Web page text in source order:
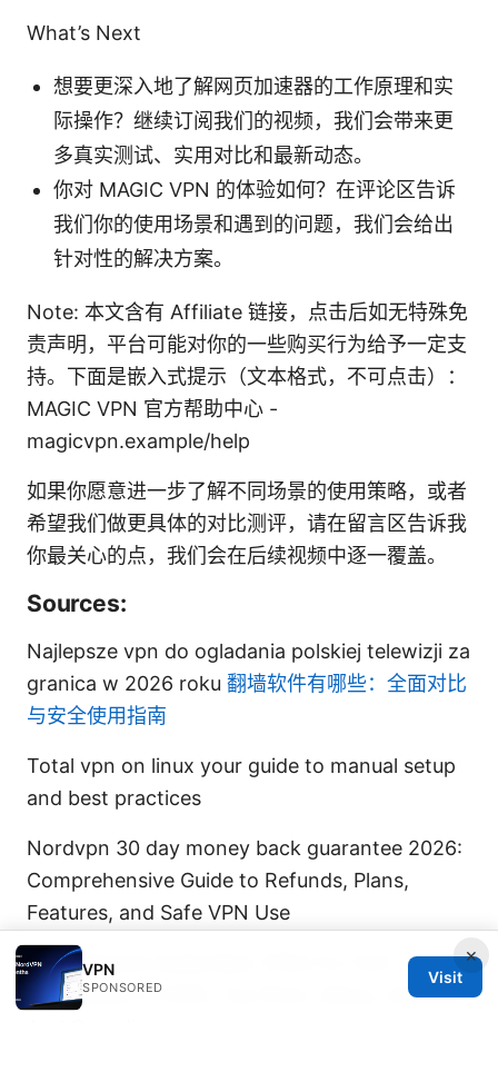
What’s Next
想要更深入地了解网页加速器的工作原理和实
际操作？继续订阅我们的视频，我们会带来更
多真实测试、实用对比和最新动态。
你对 MAGIC VPN 的体验如何？在评论区告诉
我们你的使用场景和遇到的问题，我们会给出
针对性的解决方案。
Note: 本文含有 Affiliate 链接，点击后如无特殊免
责声明，平台可能对你的一些购买行为给予一定支
持。下面是嵌入式提示（文本格式，不可点击）：
MAGIC VPN 官方帮助中心 -
magicvpn.example/help
如果你愿意进一步了解不同场景的使用策略，或者
希望我们做更具体的对比测评，请在留言区告诉我
你最关心的点，我们会在后续视频中逐一覆盖。
Sources:
Najlepsze vpn do ogladania polskiej telewizji za
granica w 2026 roku 翻墙软件有哪些：全面对比
与安全使用指南
Total vpn on linux your guide to manual setup
and best practices
Nordvpn 30 day money back guarantee 2026:
Comprehensive Guide to Refunds, Plans,
Features, and Safe VPN Use
The Ultimate Guide Best VPNs For PwC
Employees In 2026: Top Picks, Setup, Security,
×
VPN
SPONSORED
Visit